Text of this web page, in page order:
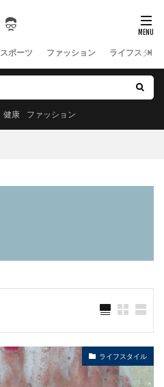
スポーツ ファッション ライフスタイ
健康 ファッション
ライフスタイル